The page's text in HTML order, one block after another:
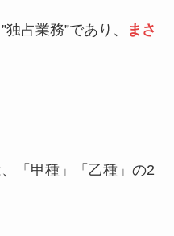
占業務”であり、
まさ
「甲種」「乙種」の2